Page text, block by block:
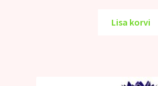
oli:
Lisa korvi